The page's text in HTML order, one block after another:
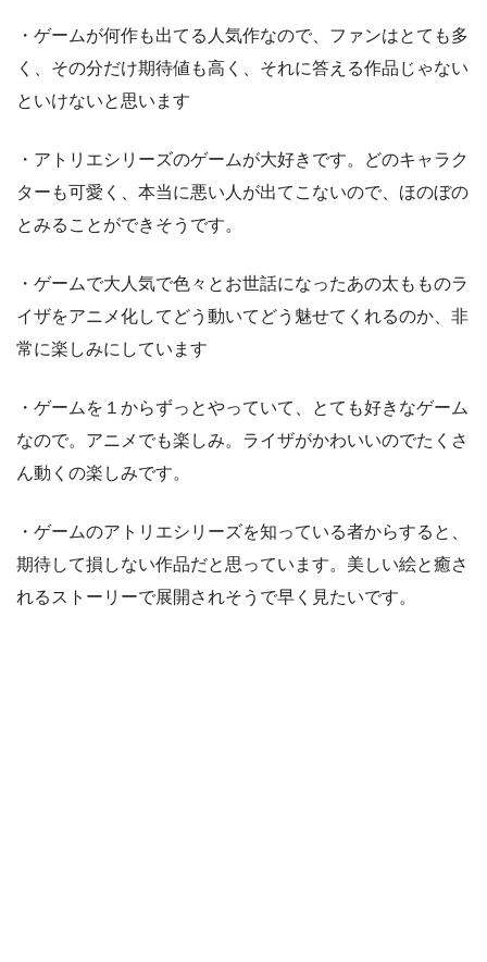
・ゲームが何作も出てる人気作なので、ファンはとても多
く、その分だけ期待値も高く、それに答える作品じゃない
といけないと思います
・アトリエシリーズのゲームが大好きです。どのキャラク
ターも可愛く、本当に悪い人が出てこないので、ほのぼの
とみることができそうです。
・ゲームで大人気で色々とお世話になったあの太もものラ
イザをアニメ化してどう動いてどう魅せてくれるのか、非
常に楽しみにしています
・ゲームを１からずっとやっていて、とても好きなゲーム
なので。アニメでも楽しみ。ライザがかわいいのでたくさ
ん動くの楽しみです。
・ゲームのアトリエシリーズを知っている者からすると、
期待して損しない作品だと思っています。美しい絵と癒さ
れるストーリーで展開されそうで早く見たいです。